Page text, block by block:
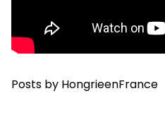
Posts by HongrieenFrance